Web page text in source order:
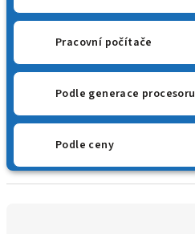
Pracovní počítače
Podle generace procesoru
Podle ceny